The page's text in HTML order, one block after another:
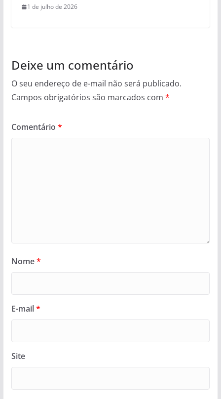
1 de julho de 2026
Deixe um comentário
O seu endereço de e-mail não será publicado.
Campos obrigatórios são marcados com *
Comentário *
Nome*
E-mail*
Site